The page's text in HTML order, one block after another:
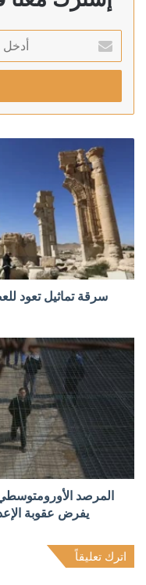
بريدك
الإلكتروني
سرقة تماثيل تعود
المرصد
يفرض عقوبة
اترك تعليقاً